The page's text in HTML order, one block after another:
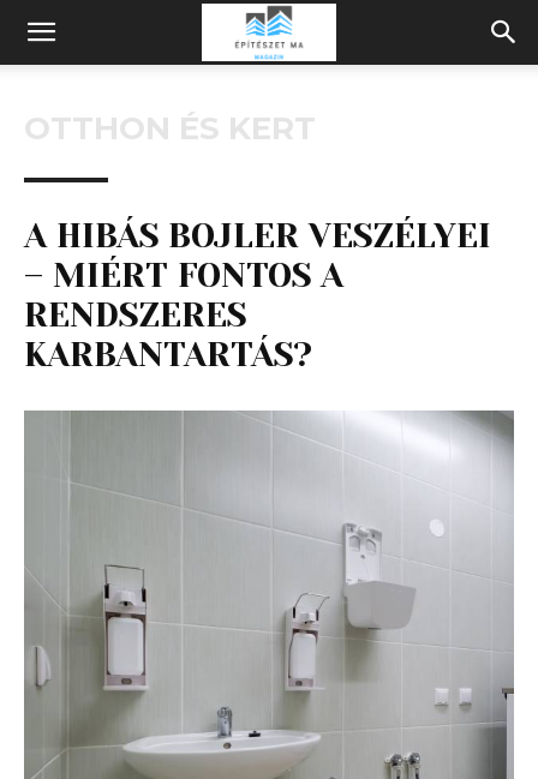
Építeszeti
Magazin
OTTHON ÉS KERT
A HIBÁS BOJLER VESZÉLYEI
– MIÉRT FONTOS A
RENDSZERES
KARBANTARTÁS?